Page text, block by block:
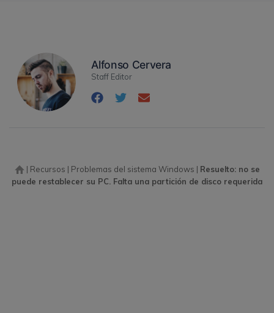
Alfonso Cervera
Staff Editor
| Recursos | Problemas del sistema Windows | Resuelto: no se
puede restablecer su PC. Falta una partición de disco requerida